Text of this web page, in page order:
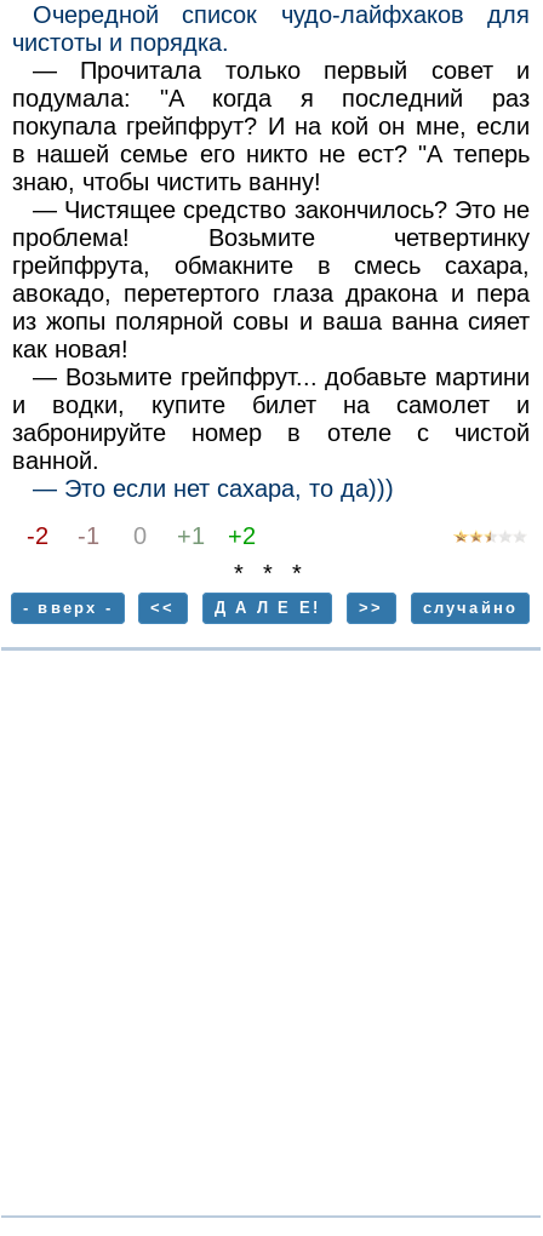
Очередной список чудо-лайфхаков для
чистоты и порядка.
— Прочитала только первый совет и
подумала: "А когда я последний раз
покупала грейпфрут? И на кой он мне, если
в нашей семье его никто не ест? "А теперь
знаю, чтобы чистить ванну!
— Чистящее средство закончилось? Это не
проблема! Возьмите четвертинку
грейпфрута, обмакните в смесь сахара,
авокадо, перетертого глаза дракона и пера
из жопы полярной совы и ваша ванна сияет
как новая!
— Возьмите грейпфрут... добавьте мартини
и водки, купите билет на самолет и
забронируйте номер в отеле с чистой
ванной.
— Это если нет сахара, то да)))
-2
-1 0 +1
+2
* * *
- вверх - << Д А Л Е Е! >> случайно